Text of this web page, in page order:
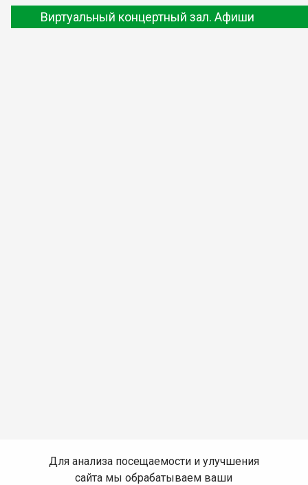
Виртуальный концертный зал. Афиши
Для анализа посещаемости и улучшения
сайта мы обрабатываем ваши